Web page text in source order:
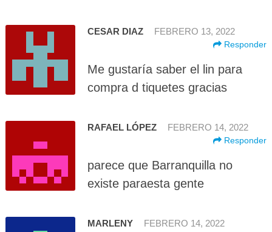
CESAR DIAZ FEBRERO 13, 2022
Responder
Me gustaría saber el lin para
compra d tiquetes gracias
RAFAEL LÓPEZ FEBRERO 14, 2022
Responder
parece que Barranquilla no
existe paraesta gente
MARLENY FEBRERO 14, 2022